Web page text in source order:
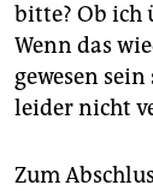
bitte? Ob ich
Wenn das
gewesen
leider nicht
Zum